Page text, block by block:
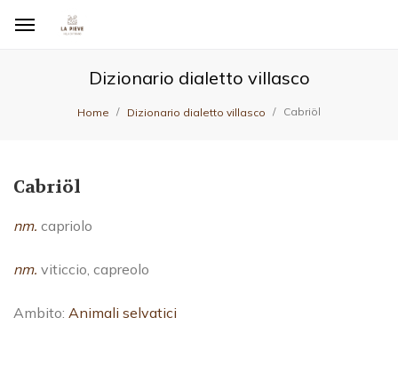
Dizionario dialetto villasco
Home Dizionario dialetto villasco Cabriöl
Cabriöl
nm. capriolo
nm. viticcio, capreolo
Ambito: Animali selvatici